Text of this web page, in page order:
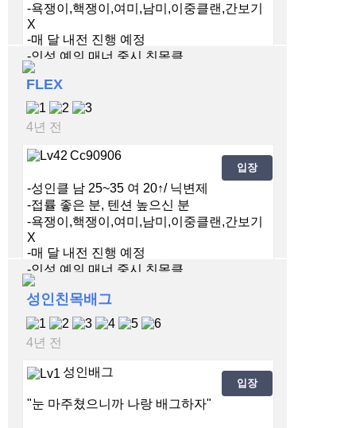
-욕쟁이,핵쟁이,여미,남미,이중클랜,간보기
X
-매 달 내전 진행 예정
-인성,예의,매너 중시 친목클
FLEX
4년 전
입장
Cc90906
-성인클 남 25~35 여 20↑/ 닉변제
-접률 좋은 분, 텐션 높으신 분
-욕쟁이,핵쟁이,여미,남미,이중클랜,간보기
X
-매 달 내전 진행 예정
-인성,예의,매너 중시 친목클
성인친목배그
4년 전
입장
성인배그
"눈 마주쳤으니까 나랑 배그하자"